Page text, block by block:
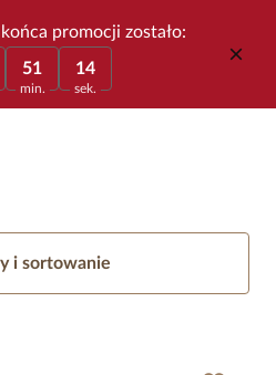
promocji zostało:
51
min.
14
sek.
i sortowanie